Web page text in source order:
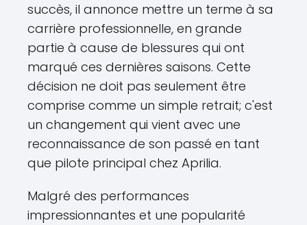
succès, il annonce mettre un terme à sa
carrière professionnelle, en grande
partie à cause de blessures qui ont
marqué ces dernières saisons. Cette
décision ne doit pas seulement être
comprise comme un simple retrait; c'est
un changement qui vient avec une
reconnaissance de son passé en tant
que pilote principal chez Aprilia.
Malgré des performances
impressionnantes et une popularité